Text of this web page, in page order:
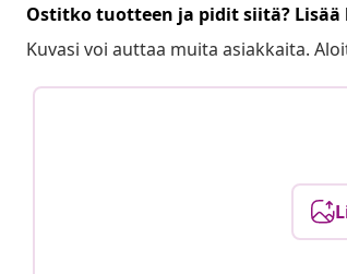
Ostitko tuotteen ja pidit siitä? Lisää
Kuvasi voi auttaa muita asiakkaita.